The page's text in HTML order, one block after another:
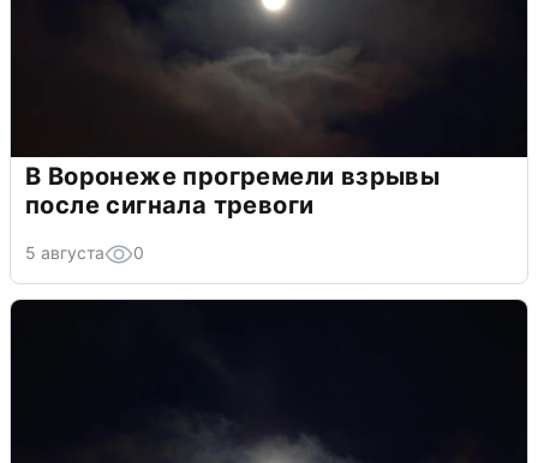
В Воронеже прогремели взрывы
после сигнала тревоги
5 августа 0